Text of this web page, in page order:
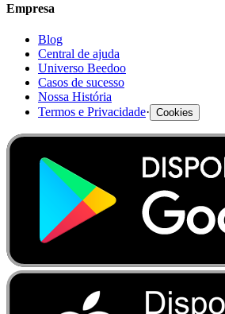
Empresa
Blog
Central de ajuda
Universo Beedoo
Casos de sucesso
Nossa História
Termos e Privacidade· Cookies